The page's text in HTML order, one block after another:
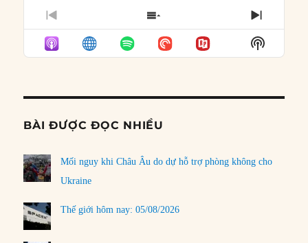
PREVIOUS
EPISODE
SHOW
EPISODES
LIST
NEXT
Show
Podcast
BÀI ĐƯỢC ĐỌC NHIỀU
Mối nguy khi Châu Âu do dự hỗ trợ phòng không cho
Ukraine
Thế giới hôm nay: 05/08/2026